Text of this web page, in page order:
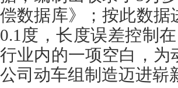
偿数据库》；按此数据
0.1度，长度误差控制
行业内的一项空白，为
公司动车组制造迈进崭